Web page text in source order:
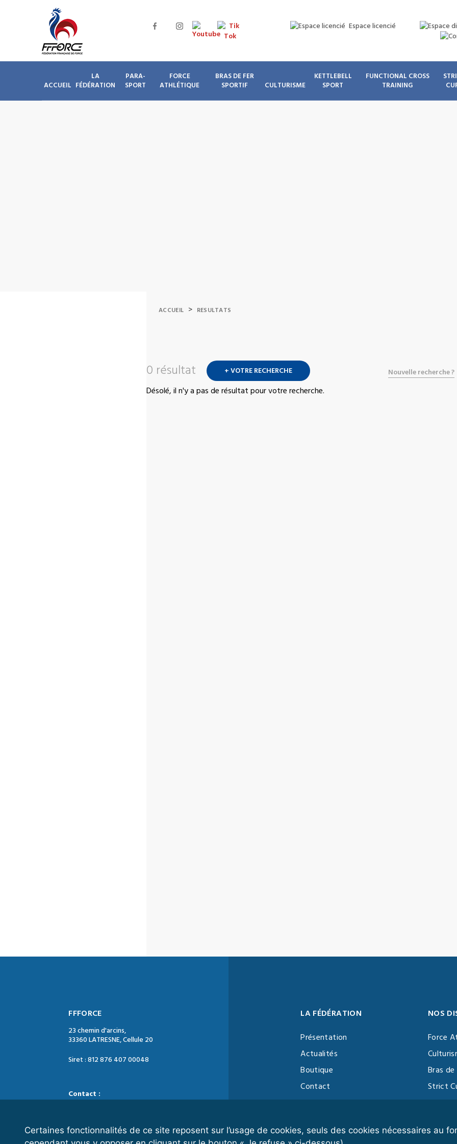
Certaines fonctionnalités de ce site reposent sur l’usage de cookies, seuls des cookies nécessaires au
Espace licencié
ACCUEIL
LA
FÉDÉRATION
PARA-
SPORT
FORCE
ATHLÉTIQUE
BRAS DE FER
SPORTIF
CULTURISME
KETTLEBELL
SPORT
FUNCTIONAL CROSS
TRAINING
ACCUEIL > RESULTATS
0 résultat + VOTRE RECHERCHE Nouvelle recherche ?
Désolé, il n'y a pas de résultat pour votre recherche.
FFFORCE
23 chemin d'arcins,
33360 LATRESNE, Cellule 20
Siret : 812 876 407 00048
Contact :
LA FÉDÉRATION
Présentation
Actualités
Boutique
Contact
Vidéothèque
NOS
Force
Bras
Strict